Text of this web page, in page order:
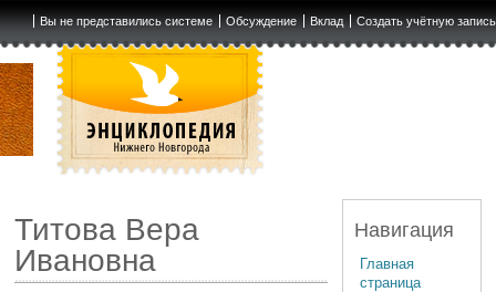
Вы не представились системе Обсуждение Вклад Создать учётную запись
Титова Вера
Ивановна
Навигация
Главная
страница